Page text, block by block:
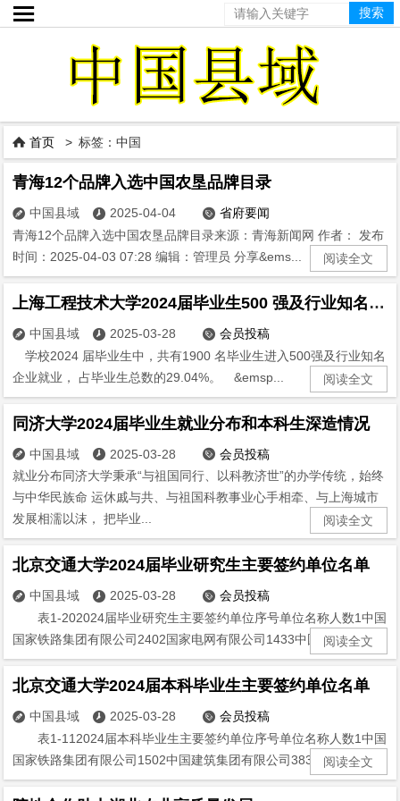

 首页 > 标签：中国
青海12个品牌入选中国农垦品牌目录
 中国县域  2025-04-04  省府要闻
青海12个品牌入选中国农垦品牌目录来源：青海新闻网 作者： 发布
时间：2025-04-03 07:28 编辑：管理员 分享&ems...
阅读全文
上海工程技术大学2024届毕业生500 强及行业知名企业就业情况
 中国县域  2025-03-28  会员投稿
学校2024 届毕业生中，共有1900 名毕业生进入500强及行业知名
企业就业， 占毕业生总数的29.04%。 &emsp...
阅读全文
同济大学2024届毕业生就业分布和本科生深造情况
 中国县域  2025-03-28  会员投稿
就业分布同济大学秉承“与祖国同行、以科教济世”的办学传统，始终
与中华民族命 运休戚与共、与祖国科教事业心手相牵、与上海城市
发展相濡以沫， 把毕业...
阅读全文
北京交通大学2024届毕业研究生主要签约单位名单
 中国县域  2025-03-28  会员投稿
表1-202024届毕业研究生主要签约单位序号单位名称人数1中国
国家铁路集团有限公司2402国家电网有限公司1433中国...阅读全文
北京交通大学2024届本科毕业生主要签约单位名单
 中国县域  2025-03-28  会员投稿
表1-112024届本科毕业生主要签约单位序号单位名称人数1中国
国家铁路集团有限公司1502中国建筑集团有限公司383中...阅读全文